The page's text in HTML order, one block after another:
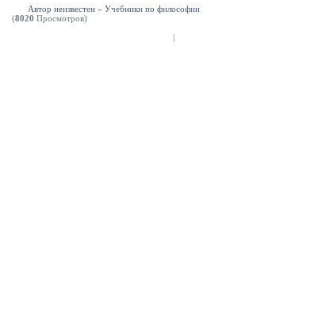
Автор неизвестен » Учебники по философии
(8020 Просмотров)
|